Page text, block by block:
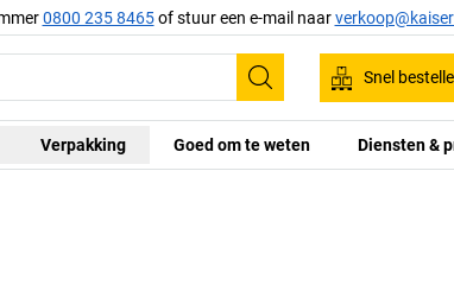
0800 235 8465of stuur een e-mail naar
Zoeken
Snel
Verpakking Goed om te weten Diensten &